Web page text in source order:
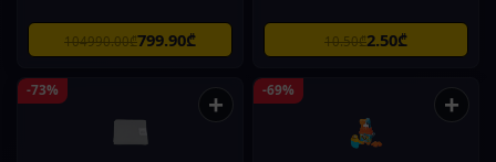
104990.00₾799.90₾ 10.50₾2.50₾
-73% + -69% +